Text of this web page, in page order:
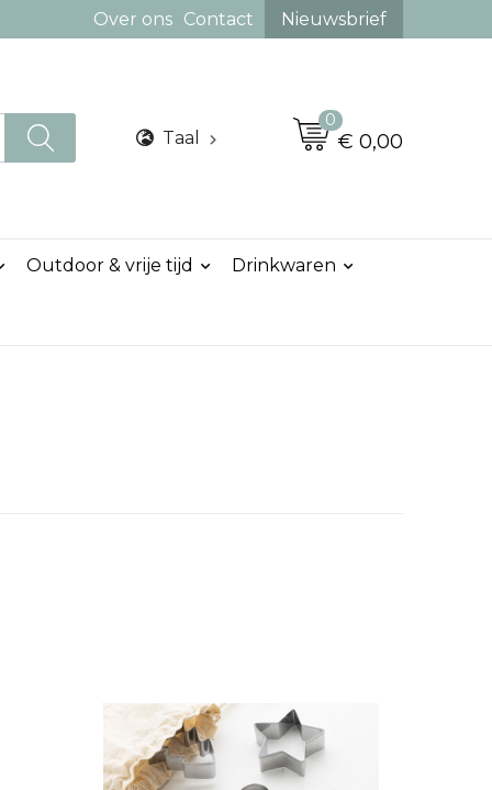
Over ons Contact Nieuwsbrief
Taal
0
€ 0,00
Outdoor & vrije tijd Drinkwaren